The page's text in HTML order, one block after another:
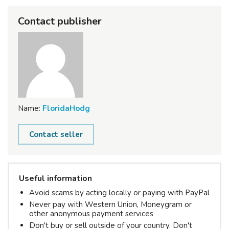
Contact publisher
Name: FloridaHodg
Contact seller
Useful information
Avoid scams by acting locally or paying with PayPal
Never pay with Western Union, Moneygram or
other anonymous payment services
Don't buy or sell outside of your country. Don't